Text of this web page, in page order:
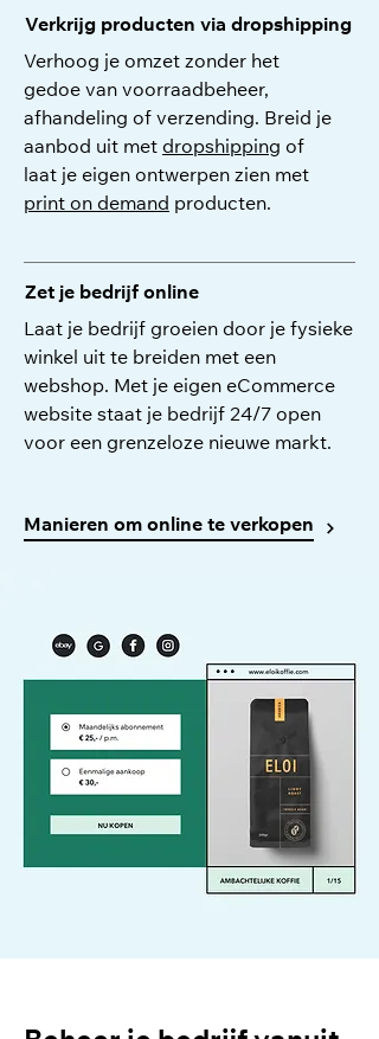
Verkrijg producten via dropshipping
Verhoog je omzet zonder het
gedoe van voorraadbeheer,
afhandeling of verzending. Breid je
aanbod uit met dropshipping of
laat je eigen ontwerpen zien met
print on demand producten.
Zet je bedrijf online
Laat je bedrijf groeien door je fysieke
winkel uit te breiden met een
webshop. Met je eigen eCommerce
website staat je bedrijf 24/7 open
voor een grenzeloze nieuwe markt.
Manieren om online te verkopen